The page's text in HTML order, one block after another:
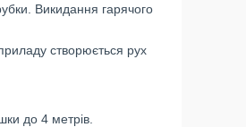
Викидання гарячого
створюється рух
до 4 метрів.